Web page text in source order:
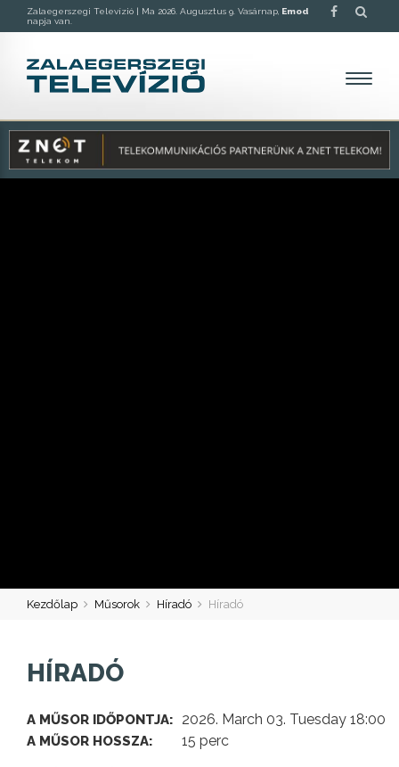
Zalaegerszegi Televízió | Ma 2026. Augusztus 9. Vasárnap, Emod
napja van.
Kezdőlap Műsorok Híradó Híradó
HÍRADÓ
A MŰSOR IDŐPONTJA: 2026. March 03. Tuesday 18:00
A MŰSOR HOSSZA: 15 perc